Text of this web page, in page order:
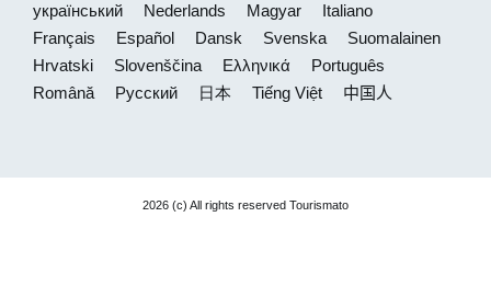
український
Nederlands Magyar
Italiano
Français
Español Dansk Svenska
Suomalainen
Hrvatski
Slovenščina Ελληνικά
Português
Română
Русский 日本 Tiếng Việt 中国人
2026 (c) All rights reserved Tourismato